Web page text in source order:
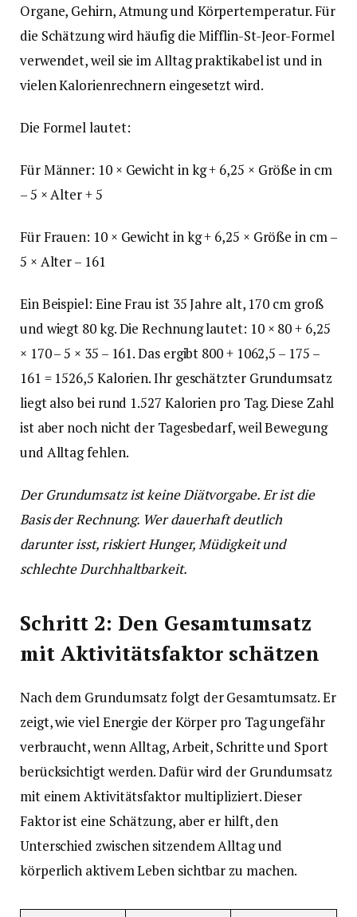
Organe, Gehirn, Atmung und Körpertemperatur. Für
die Schätzung wird häufig die Mifflin-St-Jeor-Formel
verwendet, weil sie im Alltag praktikabel ist und in
vielen Kalorienrechnern eingesetzt wird.
Die Formel lautet:
Für Männer: 10 × Gewicht in kg + 6,25 × Größe in cm
– 5 × Alter + 5
Für Frauen: 10 × Gewicht in kg + 6,25 × Größe in cm –
5 × Alter – 161
Ein Beispiel: Eine Frau ist 35 Jahre alt, 170 cm groß
und wiegt 80 kg. Die Rechnung lautet: 10 × 80 + 6,25
× 170 – 5 × 35 – 161. Das ergibt 800 + 1062,5 – 175 –
161 = 1526,5 Kalorien. Ihr geschätzter Grundumsatz
liegt also bei rund 1.527 Kalorien pro Tag. Diese Zahl
ist aber noch nicht der Tagesbedarf, weil Bewegung
und Alltag fehlen.
Der Grundumsatz ist keine Diätvorgabe. Er ist die
Basis der Rechnung. Wer dauerhaft deutlich
darunter isst, riskiert Hunger, Müdigkeit und
schlechte Durchhaltbarkeit.
Schritt 2: Den Gesamtumsatz
mit Aktivitätsfaktor schätzen
Nach dem Grundumsatz folgt der Gesamtumsatz. Er
zeigt, wie viel Energie der Körper pro Tag ungefähr
verbraucht, wenn Alltag, Arbeit, Schritte und Sport
berücksichtigt werden. Dafür wird der Grundumsatz
mit einem Aktivitätsfaktor multipliziert. Dieser
Faktor ist eine Schätzung, aber er hilft, den
Unterschied zwischen sitzendem Alltag und
körperlich aktivem Leben sichtbar zu machen.